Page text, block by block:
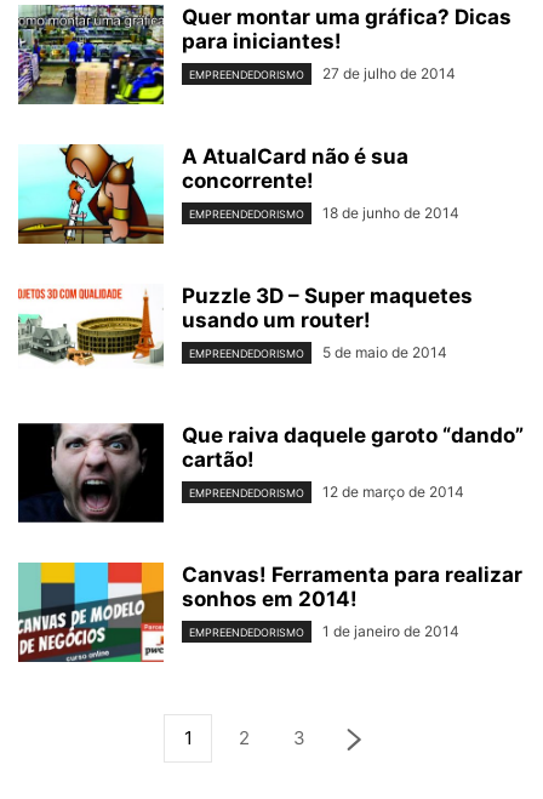
Quer montar uma gráfica? Dicas
para iniciantes!
EMPREENDEDORISMO 27 de julho de 2014
A AtualCard não é sua
concorrente!
EMPREENDEDORISMO 18 de junho de 2014
Puzzle 3D – Super maquetes
usando um router!
EMPREENDEDORISMO 5 de maio de 2014
Que raiva daquele garoto “dando”
cartão!
EMPREENDEDORISMO 12 de março de 2014
Canvas! Ferramenta para realizar
sonhos em 2014!
EMPREENDEDORISMO 1 de janeiro de 2014
1 2 3